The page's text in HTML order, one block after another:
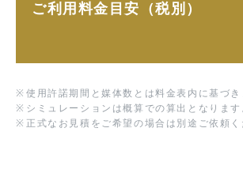
ご利用料金目安（税別）
※ 使用許諾期間と媒体数とは料金表内に基づき
※ シミュレーションは概算での算出となります
※ 正式なお見積をご希望の場合は別途ご依頼く